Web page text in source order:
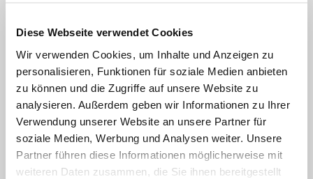
Diese Webseite verwendet Cookies
Wir verwenden Cookies, um Inhalte und Anzeigen zu
personalisieren, Funktionen für soziale Medien anbieten
zu können und die Zugriffe auf unsere Website zu
analysieren. Außerdem geben wir Informationen zu Ihrer
Verwendung unserer Website an unsere Partner für
soziale Medien, Werbung und Analysen weiter. Unsere
Partner führen diese Informationen möglicherweise mit
weiteren Daten zusammen, die Sie ihnen bereitgestellt
Poelchau einen eigenen
Religionsunterricht an. Dabei wurde
angeregt über grundlegende
Menschheitsfragen diskutiert. Heimlich
schmuggelte er Briefe und Nachrichten
für viele aus politischen Gründen